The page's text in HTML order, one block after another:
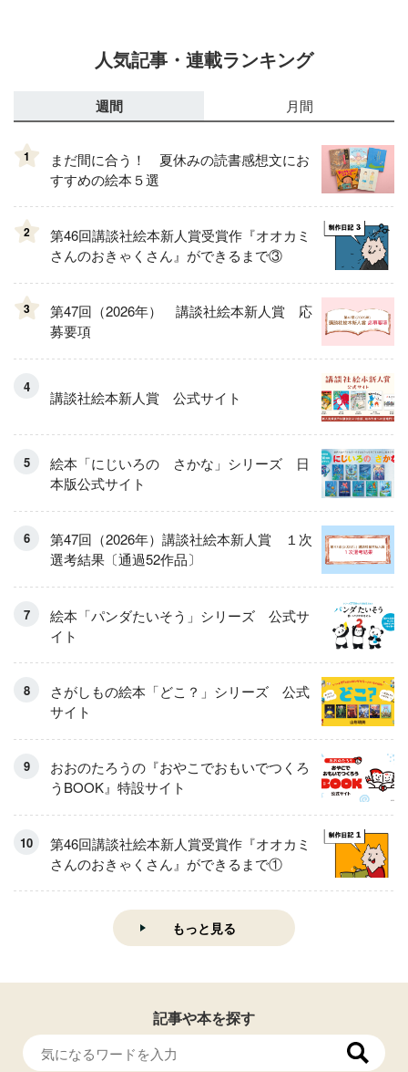
人気記事・連載ランキング
週間 月間
1
まだ間に合う！ 夏休みの読書感想文にお
すすめの絵本５選
2
第46回講談社絵本新人賞受賞作『オオカミ
さんのおきゃくさん』ができるまで③
3
第47回（2026年） 講談社絵本新人賞 応
募要項
講談社絵本新人賞 公式サイト
絵本「にじいろの さかな」シリーズ 日
本版公式サイト
第47回（2026年）講談社絵本新人賞 １次
選考結果〔通過52作品〕
絵本「パンダたいそう」シリーズ 公式サ
イト
さがしもの絵本「どこ？」シリーズ 公式
サイト
おおのたろうの『おやこでおもいでつくろ
うBOOK』特設サイト
第46回講談社絵本新人賞受賞作『オオカミ
さんのおきゃくさん』ができるまで①
もっと見る
記事や本を探す